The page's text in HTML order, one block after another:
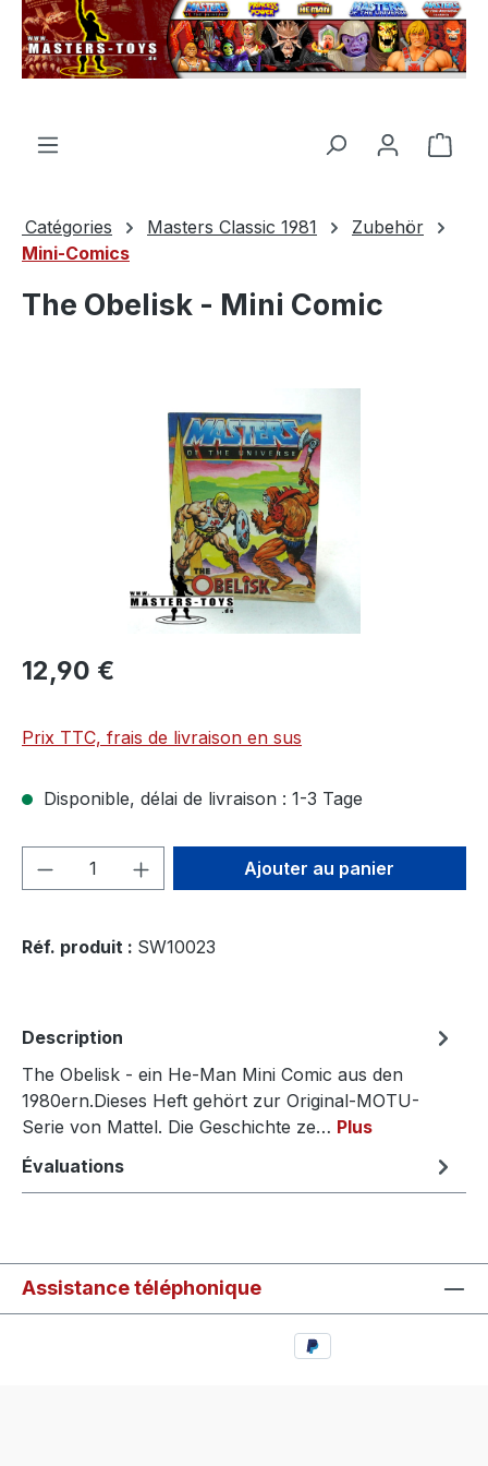
principal
Le
Catégories Masters Classic 1981
Zubehör
Mini-Comics
The Obelisk - Mini Comic
12,90 €
Prix TTC, frais de livraison en sus
Disponible, délai de livraison : 1-3 Tage
Quantité de produit : Entrez la
Ajouter au panier
Réf. produit : SW10023
Description
The Obelisk - ein He-Man Mini Comic aus den
1980ern.Dieses Heft gehört zur Original-MOTU-
Serie von Mattel. Die Geschichte ze… Plus
Évaluations
Assistance téléphonique